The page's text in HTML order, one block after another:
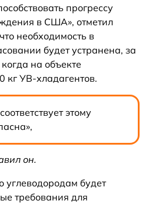
прогрессу
в США», отметил
необходимость в
будет устранена, за
на объекте
кг УВ-хладагентов.
этому
он.
углеводородам будет
требования для